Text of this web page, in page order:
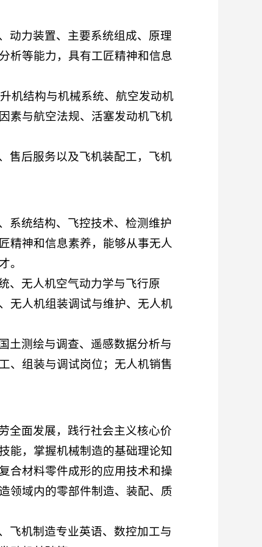
动力装置、主要系统组成、原理
析等能力，具有工匠精神和信息
机结构与机械系统、航空发动机
素与航空法规、活塞发动机飞机
售后服务以及飞机装配工，飞机
系统结构、飞控技术、检测维护
精神和信息素养，能够从事无人
。
、无人机空气动力学与飞行原
无人机组装调试与维护、无人机
土测绘与调查、遥感数据分析与
、组装与调试岗位；无人机销售
全面发展，践行社会主义核心价
能，掌握机械制造的基础理论知
合材料零件成形的应用技术和操
领域内的零部件制造、装配、质
飞机制造专业英语、数控加工与